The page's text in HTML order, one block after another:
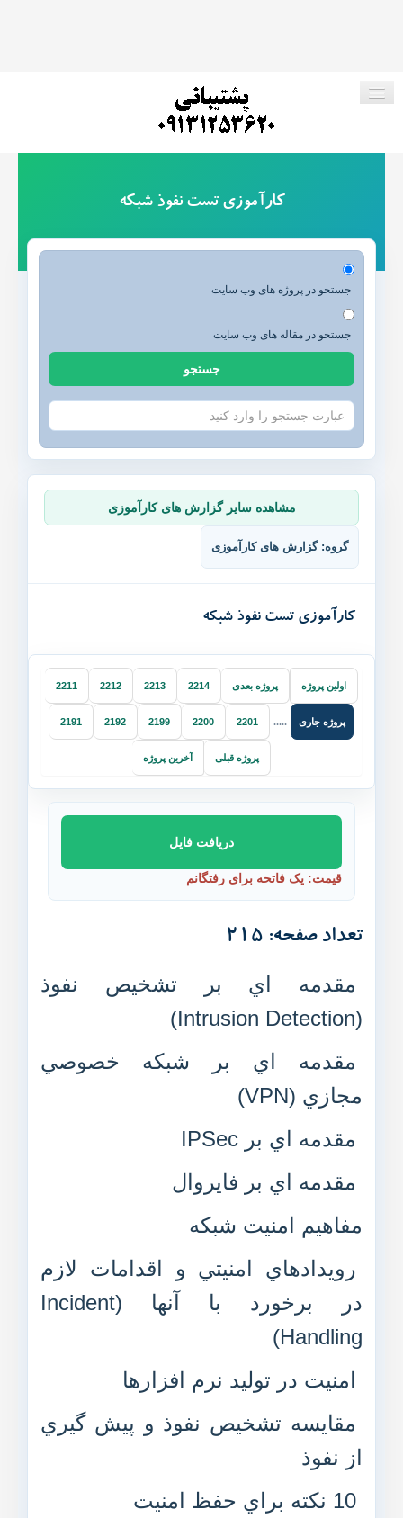
پروژه های رایگان
ارتباط با ما
خدمات ما
مقاله ها
انجمن
کارآموزی تست نفوذ شبکه
جستجو در پروژه های وب سایت
جستجو در مقاله های وب سایت
جستجو
مشاهده سایر گزارش های کارآموزی
گروه: گزارش های کارآموزی
کارآموزی تست نفوذ شبکه
اولین پروژه پروژه بعدی 2214
2213
2212
2211
پروژه جاری .....
2201
2200
2199
2192
2191
پروژه قبلی آخرین پروژه
دریافت فایل
قیمت: یک فاتحه برای رفتگانم
تعداد صفحه: 215
مقدمه اي بر تشخيص نفوذ
(Intrusion Detection)
مقدمه اي بر شبکه خصوصي
مجازي (VPN)
مقدمه اي بر IPSec
مقدمه اي بر فايروال
مفاهيم امنيت شبکه
رويدادهاي امنيتي و اقدامات لازم
در برخورد با آنها (Incident
Handling)
امنيت در توليد نرم افزارها
مقايسه تشخيص نفوذ و پيش گيري
از نفوذ